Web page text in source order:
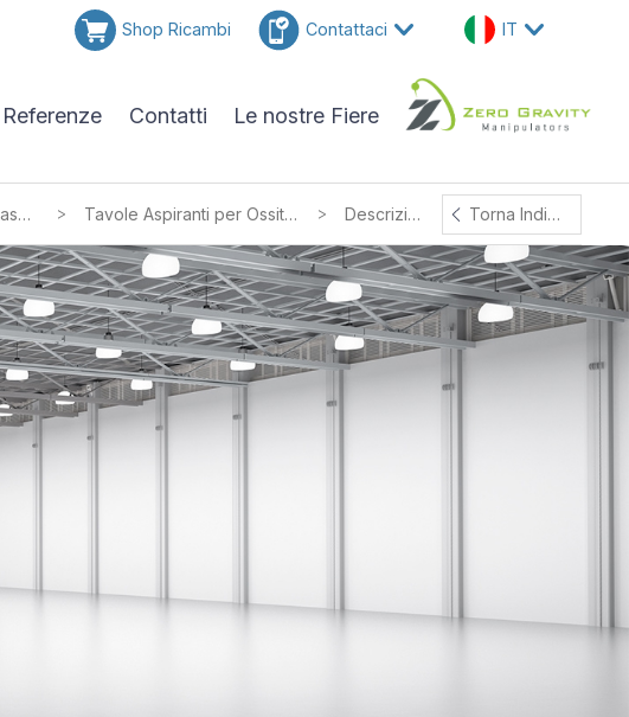
Referenze Contatti Le nostre Fiere
Shop Ricambi Contattaci IT
Tavole Aspiranti per Macchine da Taglio Plasma, Laser e Oxy > Tavole Aspiranti per Ossitaglio > Descrizione Torna Indietro